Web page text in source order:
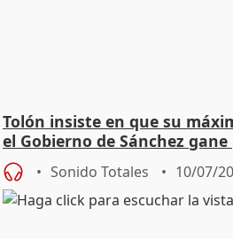
Tolón insiste en que su
el Gobierno de Sánchez
Sonido Totales 10/07/